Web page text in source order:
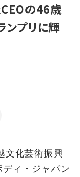
の46歳
ンプリに輝
文化芸術振興
ィ・ジャパン